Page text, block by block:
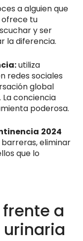
a alguien que
ofrece tu
y ser
la diferencia.
utiliza
redes sociales
global
conciencia
poderosa.
2024
eliminar
que lo
a